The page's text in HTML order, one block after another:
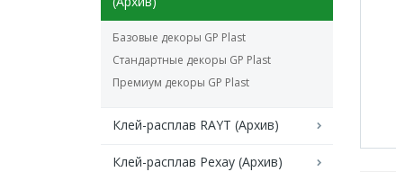
Базовые декоры GP Plast
Стандартные декоры GP Plast
Премиум декоры GP Plast
Клей-расплав RAYT (Архив)
Клей-расплав Рехау (Архив)